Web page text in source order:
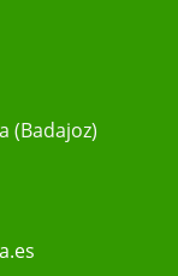
(Badajoz)